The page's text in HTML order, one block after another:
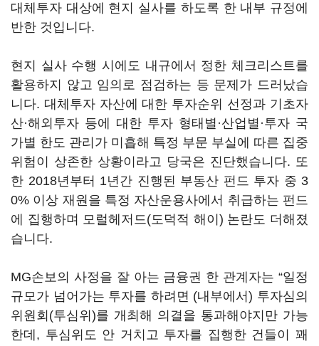
대체투자 대상에 현지 실사를 하도록 한 내부 규정에
반한 것입니다.
현지 실사 수행 시에도 내규에서 정한 체크리스트를
활용하지 않고 임의로 점검하는 등 문제가 드러났습
니다. 대체투자 자산에 대한 투자순위 선정과 기초자
산·해외투자 등에 대한 투자 형태별·산업별·투자 국
가별 한도 관리가 미흡해 특정 부문 부실에 따른 집중
위험이 상존한 상황이라고 당국은 진단했습니다. 또
한 2018년부터 1년간 진행된 부동산 펀드 투자 중 3
0% 이상 재원을 특정 자산운용사에서 취급하는 펀드
에 집행하며 모럴헤저드(도덕적 해이) 논란도 더해졌
습니다.
MG손보의 사정을 잘 아는 금융권 한 관계자는 “일정
규모가 넘어가는 투자를 하려면 (내부에서) 투자심의
위원회(투심위)를 개최해 의결을 통과해야지만 가능
한데, 투심위도 안 거치고 투자를 집행한 건들이 꽤